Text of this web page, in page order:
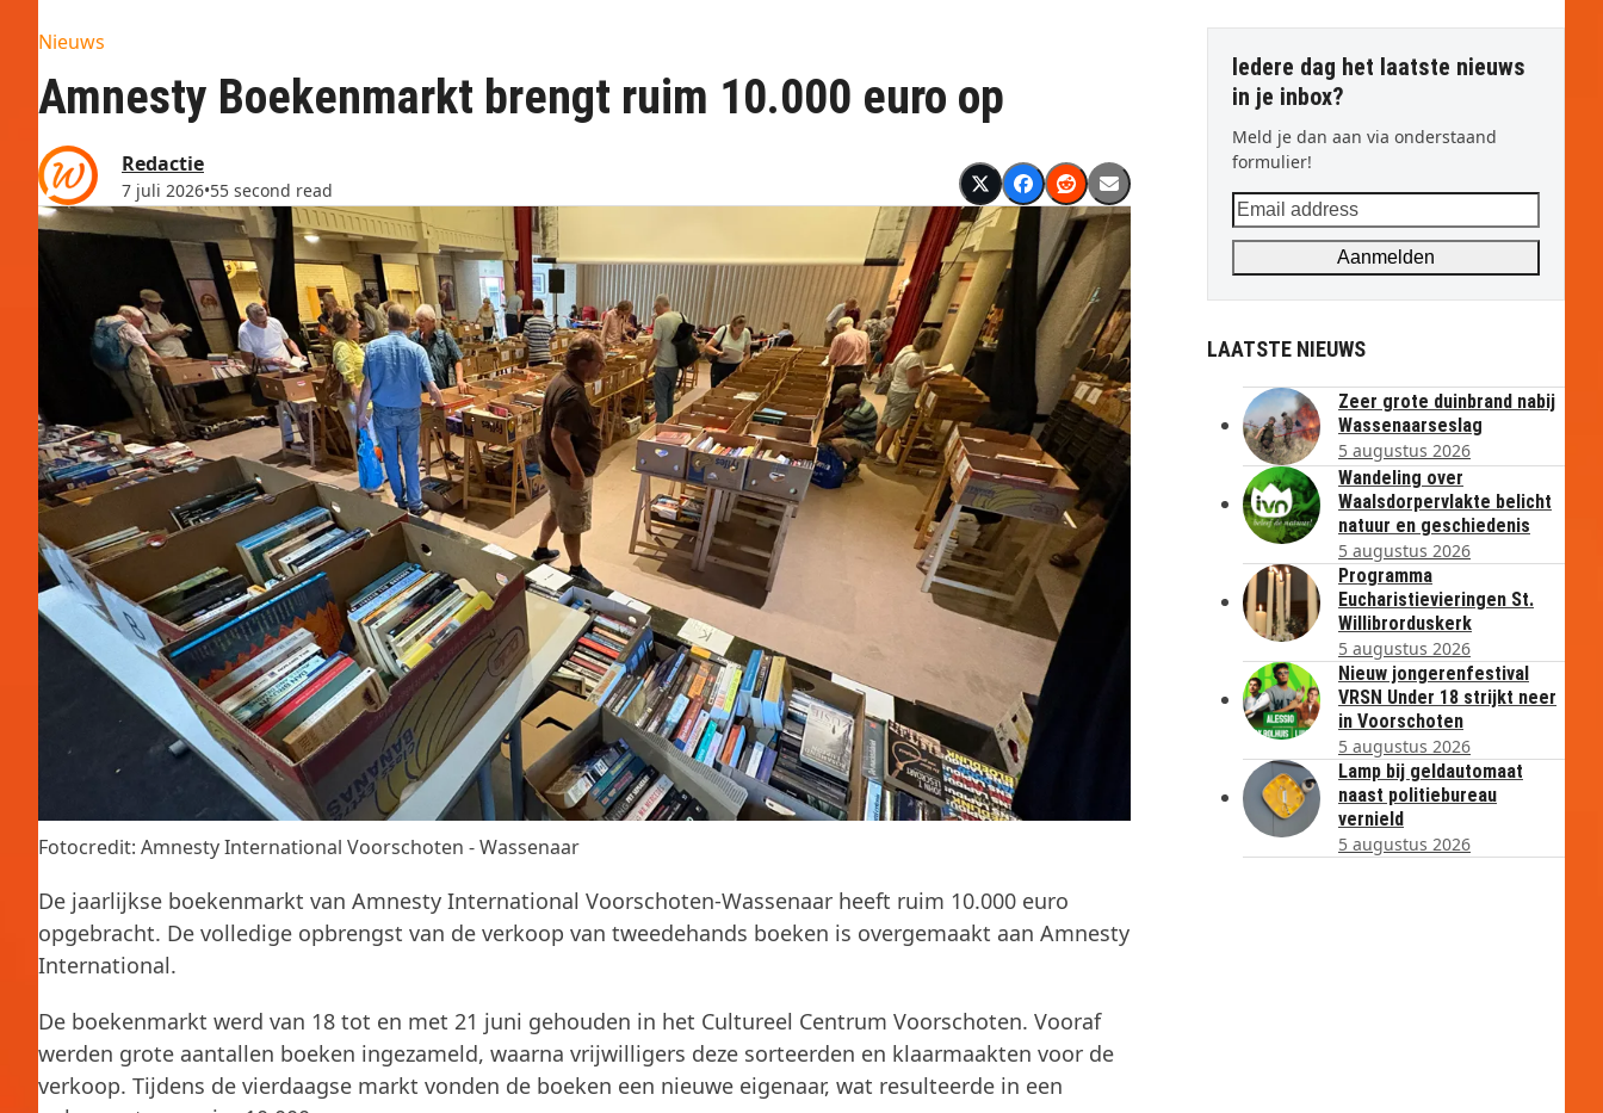
Nieuws
Amnesty Boekenmarkt brengt ruim 10.000 euro op
Redactie
7 juli 2026•55 second read
Fotocredit: Amnesty International Voorschoten - Wassenaar
De jaarlijkse boekenmarkt van Amnesty International Voorschoten-Wassenaar heeft ruim 10.000 euro
opgebracht. De volledige opbrengst van de verkoop van tweedehands boeken is overgemaakt aan Amnesty
International.
De boekenmarkt werd van 18 tot en met 21 juni gehouden in het Cultureel Centrum Voorschoten. Vooraf
werden grote aantallen boeken ingezameld, waarna vrijwilligers deze sorteerden en klaarmaakten voor de
verkoop. Tijdens de vierdaagse markt vonden de boeken een nieuwe eigenaar, wat resulteerde in een
Iedere dag het laatste nieuws
in je inbox?
Meld je dan aan via onderstaand
formulier!
Email
address
Aanmelden
LAATSTE NIEUWS
Zeer grote duinbrand nabij
Wassenaarseslag
5 augustus 2026
Wandeling over
Waalsdorpervlakte belicht
natuur en geschiedenis
5 augustus 2026
Programma
Eucharistievieringen St.
Willibrorduskerk
5 augustus 2026
Nieuw jongerenfestival
VRSN Under 18 strijkt neer
in Voorschoten
5 augustus 2026
Lamp bij geldautomaat
naast politiebureau
vernield
5 augustus 2026